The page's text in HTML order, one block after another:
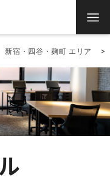
新宿・四谷・麹町 エリア